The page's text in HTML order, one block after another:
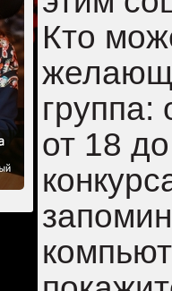
Кто
группа:
от 18